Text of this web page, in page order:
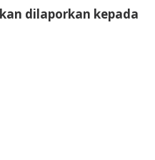
dilaporkan kepada